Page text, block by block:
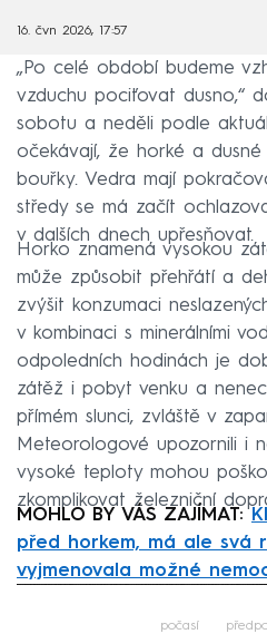
16. čvn 2026, 17:57
„Po celé období budeme
vzduchu pociťovat dusno,“
sobotu a neděli podle
očekávají, že horké a dusné
bouřky. Vedra mají
středy se má začít
v dalších dnech upřesňovat.
Horko znamená vysokou
může způsobit přehřátí a
zvýšit konzumaci
v kombinaci s minerálními
odpoledních hodinách je
zátěž i pobyt venku a
přímém slunci, zvláště v
Meteorologové upozornili i
vysoké teploty mohou
zkomplikovat železniční
MOHLO BY VÁS ZAJÍMAT:
před horkem, má ale svá
vyjmenovala možné
počasí